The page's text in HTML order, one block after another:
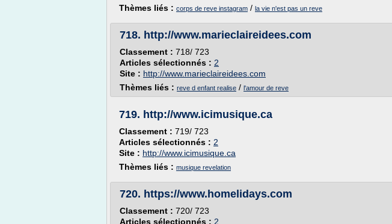
Thèmes liés : corps de reve instagram / la vie n'est pas un reve
718. http://www.marieclaireidees.com
Classement : 718/ 723
Articles sélectionnés : 2
Site : http://www.marieclaireidees.com
Thèmes liés : reve d enfant realise / l'amour de reve
719. http://www.icimusique.ca
Classement : 719/ 723
Articles sélectionnés : 2
Site : http://www.icimusique.ca
Thèmes liés : musique revelation
720. https://www.homelidays.com
Classement : 720/ 723
Articles sélectionnés : 2